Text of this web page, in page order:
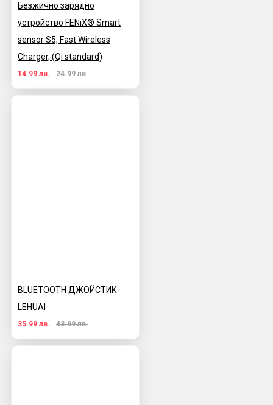
Безжично зарядно
устройство FENiX® Smart
sensor S5, Fast Wireless
Charger, (Qi standard)
14.99 лв. 24.99 лв.
BLUETOOTH ДЖОЙСТИК
LEHUAI
35.99 лв. 43.99 лв.